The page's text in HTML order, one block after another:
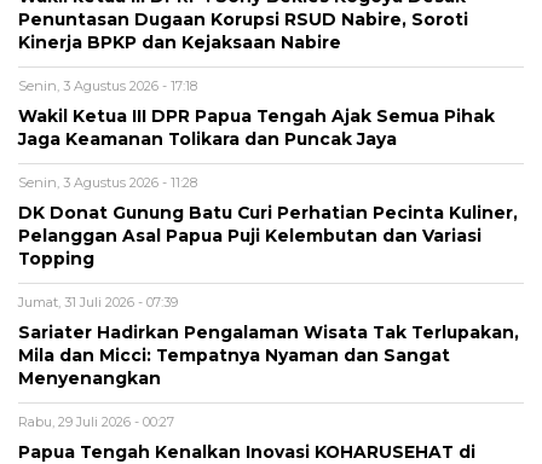
Penuntasan Dugaan Korupsi RSUD Nabire, Soroti
Kinerja BPKP dan Kejaksaan Nabire
Senin, 3 Agustus 2026 - 17:18
Wakil Ketua III DPR Papua Tengah Ajak Semua Pihak
Jaga Keamanan Tolikara dan Puncak Jaya
Senin, 3 Agustus 2026 - 11:28
DK Donat Gunung Batu Curi Perhatian Pecinta Kuliner,
Pelanggan Asal Papua Puji Kelembutan dan Variasi
Topping
Jumat, 31 Juli 2026 - 07:39
Sariater Hadirkan Pengalaman Wisata Tak Terlupakan,
Mila dan Micci: Tempatnya Nyaman dan Sangat
Menyenangkan
Rabu, 29 Juli 2026 - 00:27
Papua Tengah Kenalkan Inovasi KOHARUSEHAT di